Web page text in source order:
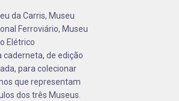
da Carris, Museu
Ferroviário, Museu
Elétrico
caderneta, de edição
para colecionar
que representam
dos três Museus.